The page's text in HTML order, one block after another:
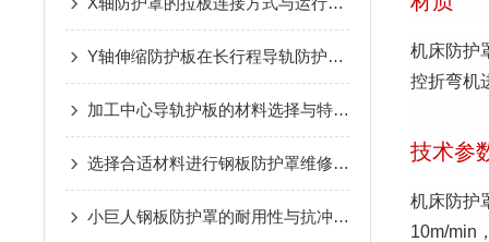
Y轴伸缩防护板在长行程导轨防护中的设计与应用
加工中心导轨护板的材料选择与特点说明
选择合适材料进行钢板防护罩维修与更换
小巨人钢板防护罩的耐用性与抗冲击性能分析
机床防护
控折弯机
技术参
机床防护
10m/min